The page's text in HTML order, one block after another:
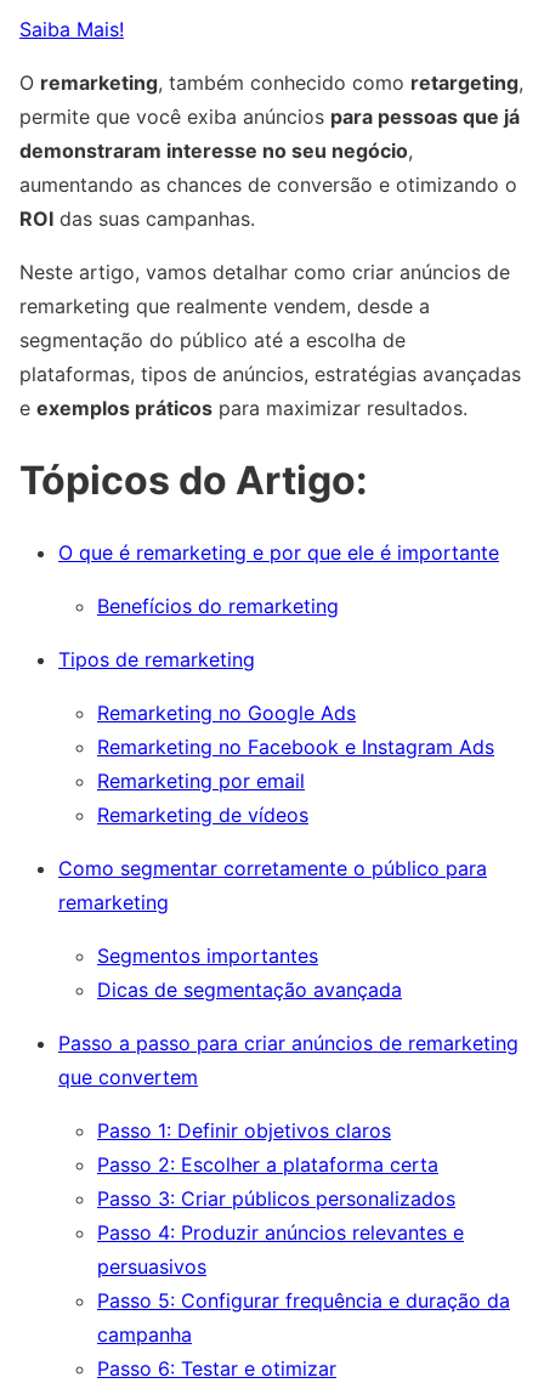
Saiba Mais!
O remarketing, também conhecido como retargeting,
permite que você exiba anúncios para pessoas que já
demonstraram interesse no seu negócio,
aumentando as chances de conversão e otimizando o
ROI das suas campanhas.
Neste artigo, vamos detalhar como criar anúncios de
remarketing que realmente vendem, desde a
segmentação do público até a escolha de
plataformas, tipos de anúncios, estratégias avançadas
e exemplos práticos para maximizar resultados.
Tópicos do Artigo:
O que é remarketing e por que ele é importante
Benefícios do remarketing
Tipos de remarketing
Remarketing no Google Ads
Remarketing no Facebook e Instagram Ads
Remarketing por email
Remarketing de vídeos
Como segmentar corretamente o público para
remarketing
Segmentos importantes
Dicas de segmentação avançada
Passo a passo para criar anúncios de remarketing
que convertem
Passo 1: Definir objetivos claros
Passo 2: Escolher a plataforma certa
Passo 3: Criar públicos personalizados
Passo 4: Produzir anúncios relevantes e
persuasivos
Passo 5: Configurar frequência e duração da
campanha
Passo 6: Testar e otimizar